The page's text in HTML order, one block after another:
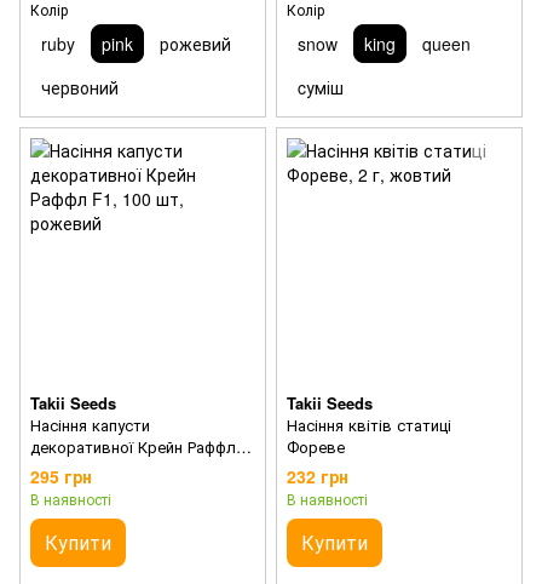
Колір
ruby pink
рожевий
червоний
Колір
snow king
queen
cуміш
Takii Seeds
Насіння капусти
декоративної Крейн Раффл
F1
295 грн
В наявності
Купити
Takii Seeds
Насіння квітів статиці
Фореве
232 грн
В наявності
Купити